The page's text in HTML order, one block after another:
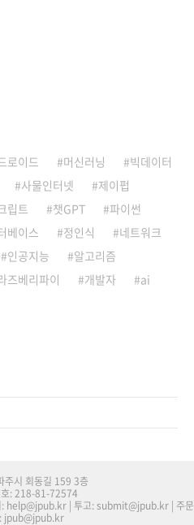
로이드 머신러닝
빅데이터
사물인터넷
제이펍
립트 챗GPT
파이썬
베이스 정인식
네트워크
인공지능
알고리즘
즈베리파이 개발자 ai
주시 회동길 159 3층
호: 218-81-72574
help@jpub.kr | 투고: submit@jpub.kr | 주문
jpub@jpub.kr